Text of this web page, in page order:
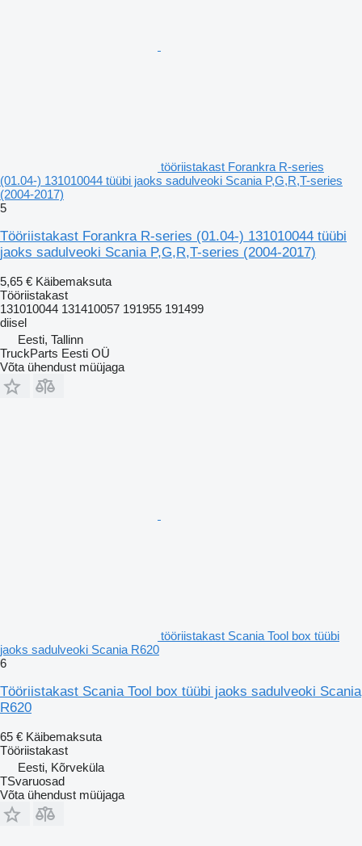
tööriistakast Forankra R-series
(01.04-) 131010044 tüübi jaoks sadulveoki Scania P,G,R,T-series
(2004-2017)
5
Tööriistakast Forankra R-series (01.04-) 131010044 tüübi
jaoks sadulveoki Scania P,G,R,T-series (2004-2017)
5,65 € Käibemaksuta
Tööriistakast
131010044 131410057 191955 191499
diisel
Eesti, Tallinn
TruckParts Eesti OÜ
Võta ühendust müüjaga
tööriistakast Scania Tool box tüübi
jaoks sadulveoki Scania R620
6
Tööriistakast Scania Tool box tüübi jaoks sadulveoki Scania
R620
65 € Käibemaksuta
Tööriistakast
Eesti, Kõrveküla
TSvaruosad
Võta ühendust müüjaga